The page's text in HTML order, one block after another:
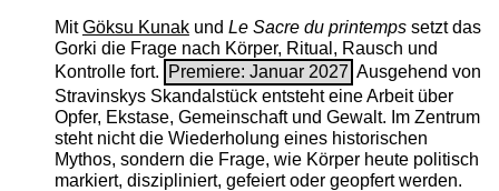
MitGöksu Kunakund Le Sacre du printempssetzt das
Gorki die Frage nach Körper, Ritual, Rausch und
Kontrolle fort.
Premiere: Januar 2027 Ausgehend von
Stravinskys Skandalstück entsteht eine Arbeit über
Opfer, Ekstase, Gemeinschaft und Gewalt. Im Zentrum
steht nicht die Wiederholung eines historischen
Mythos, sondern die Frage, wie Körper heute politisch
markiert, diszipliniert, gefeiert oder geopfert werden.